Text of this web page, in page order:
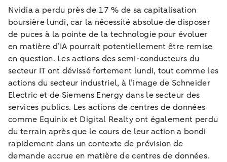
Nvidia a perdu près de 17 % de sa capitalisation
boursière lundi, car la nécessité absolue de disposer
de puces à la pointe de la technologie pour évoluer
en matière d’IA pourrait potentiellement être remise
en question. Les actions des semi-conducteurs du
secteur IT ont dévissé fortement lundi, tout comme les
actions du secteur industriel, à l’image de Schneider
Electric et de Siemens Energy dans le secteur des
services publics. Les actions de centres de données
comme Equinix et Digital Realty ont également perdu
du terrain après que le cours de leur action a bondi
rapidement dans un contexte de prévision de
demande accrue en matière de centres de données.